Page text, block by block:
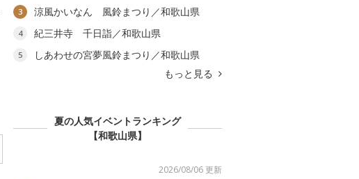
3 涼風かいなん 風鈴まつり／和歌山県
4 紀三井寺 千日詣／和歌山県
5
しあわせの宮夢風鈴まつり／和歌山県
もっと見る
夏の人気イベントランキング
【和歌山県】
2026/08/06 更新